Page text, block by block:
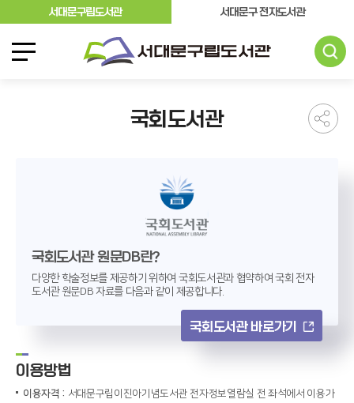
서대문구립도서관 서대문구 전자도서관
국회도서관
국회도서관 원문DB란?
다양한 학술정보를 제공하기 위하여 국회도서관과 협약하여 국회 전자
도서관 원문DB 자료를 다음과 같이 제공합니다.
국회도서관 바로가기
이용방법
이용자격 : 서대문구립이진아기념도서관 전자정보열람실 전 좌석에서 이용가